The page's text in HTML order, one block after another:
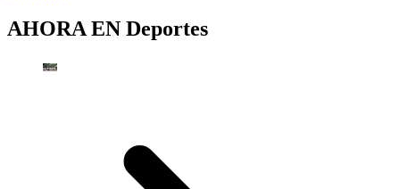
AHORA EN Deportes